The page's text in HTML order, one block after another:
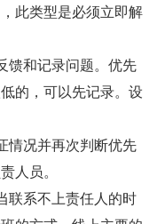
此类型是必须立即解
馈和记录问题。优先
的，可以先记录。设
情况并再次判断优先
人员。
联系不上责任人的时